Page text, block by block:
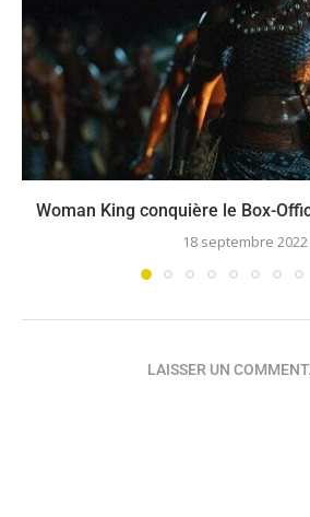
Woman King conquière le Box-
18 septembre 2022
LAISSER UN